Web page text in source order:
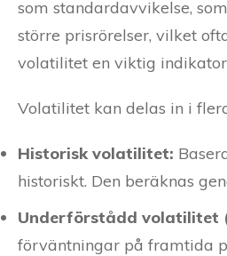
som standardavvikelse,
större prisrörelser, vilket
volatilitet en viktig
Volatilitet kan delas in i
Historisk volatilitet:
historiskt. Den beräknas
Underförstådd volatilitet
förväntningar på framtida